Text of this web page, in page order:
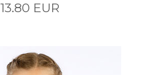
13.80 EUR